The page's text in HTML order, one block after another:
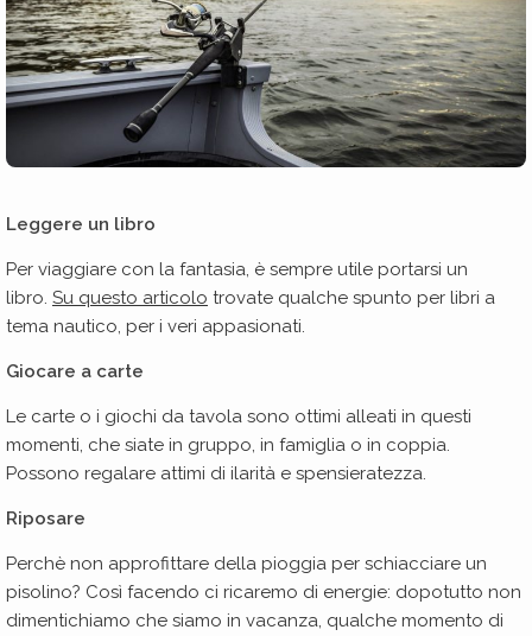
Leggere un libro
Per viaggiare con la fantasia, è sempre utile portarsi un
libro. Su questo articolo trovate qualche spunto per libri a
tema nautico, per i veri appasionati.
Giocare a carte
Le carte o i giochi da tavola sono ottimi alleati in questi
momenti, che siate in gruppo, in famiglia o in coppia.
Possono regalare attimi di ilarità e spensieratezza.
Riposare
Perchè non approfittare della pioggia per schiacciare un
pisolino? Così facendo ci ricaremo di energie: dopotutto non
dimentichiamo che siamo in vacanza, qualche momento di